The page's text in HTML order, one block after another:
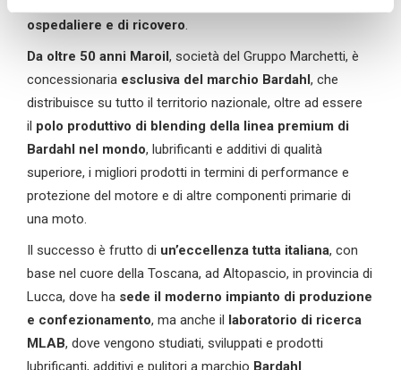
ospedaliere e di ricovero.
Da oltre 50 anni Maroil, società del Gruppo Marchetti, è
concessionaria esclusiva del marchio Bardahl, che
distribuisce su tutto il territorio nazionale, oltre ad essere
il polo produttivo di blending della linea premium di
Bardahl nel mondo, lubrificanti e additivi di qualità
superiore, i migliori prodotti in termini di performance e
protezione del motore e di altre componenti primarie di
una moto.
Il successo è frutto di un’eccellenza tutta italiana, con
base nel cuore della Toscana, ad Altopascio, in provincia di
Lucca, dove ha sede il moderno impianto di produzione
e confezionamento, ma anche il laboratorio di ricerca
MLAB, dove vengono studiati, sviluppati e prodotti
lubrificanti, additivi e pulitori a marchio Bardahl.